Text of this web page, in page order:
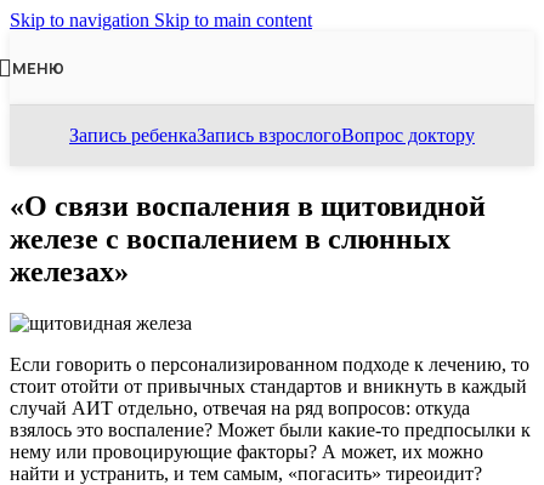
Skip to navigation Skip to main content
МЕНЮ
Запись ребенкаЗапись взрослогоВопрос доктору
«О связи воспаления в щитовидной
железе с воспалением в слюнных
железах»
Если говорить о персонализированном подходе к лечению, то
стоит отойти от привычных стандартов и вникнуть в каждый
случай АИТ отдельно, отвечая на ряд вопросов: откуда
взялось это воспаление? Может были какие-то предпосылки к
нему или провоцирующие факторы? А может, их можно
найти и устранить, и тем самым, «погасить» тиреоидит?